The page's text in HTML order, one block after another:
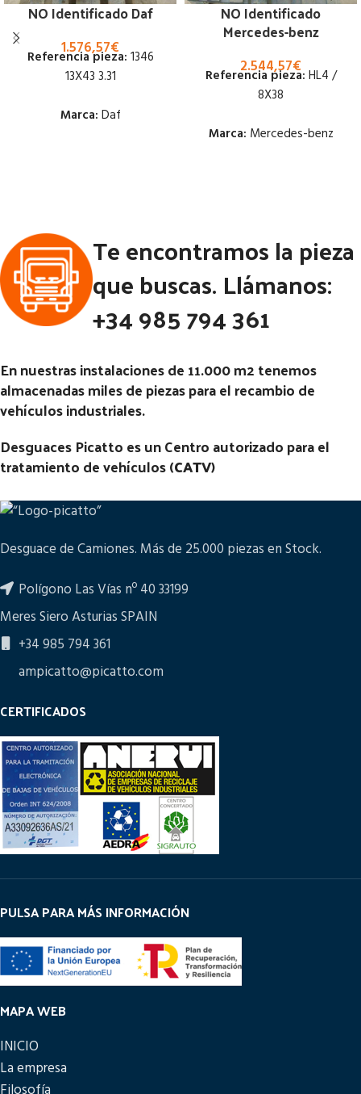
NO Identificado Daf
1.576,57€
Referencia pieza: 1346
13X43 3.31
Marca: Daf
360 TR (4X2) | 01.87 - 12.95
Código Pieza:
NO Identificado
Mercedes-benz
2.544,57€
Referencia pieza: HL4 /
8X38
Marca: Mercedes-benz
HL4/040DC-10.8 8X38
[VP]MERCEDES ATEGO II E3
1323 RG (4X2) | 01.02 - 12.06
Te encontramos la pieza
que buscas. Llámanos:
+34 985 794 361
En nuestras instalaciones de 11.000 m2 tenemos
almacenadas miles de piezas para el recambio de
vehículos industriales.
Desguaces Picatto es un Centro autorizado para el
tratamiento de vehículos (CATV)
Desguace de Camiones. Más de 25.000 piezas en Stock.
Polígono Las Vías nº 40 33199
Meres Siero Asturias SPAIN
+34 985 794 361
ampicatto@picatto.com
CERTIFICADOS
PULSA PARA MÁS INFORMACIÓN
MAPA WEB
INICIO
La empresa